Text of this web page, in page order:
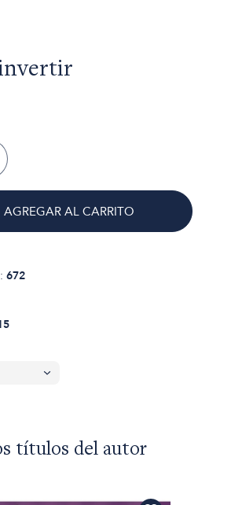
AGREGAR AL CARRITO
672
títulos del autor